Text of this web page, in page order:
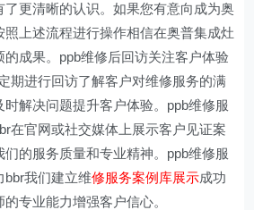
了更清晰的认识。如果您有意向成为奥
上述流程进行操作相信在奥普集成灶
成果。ppb维修后回访关注客户体验
期进行回访了解客户对维修服务的满
解决问题提升客户体验。ppb维修服
在官网或社交媒体上展示客户见证案
的服务质量和专业精神。ppb维修服
bbr我们建立维修服务案例库展示成功
专业能力增强客户信心。